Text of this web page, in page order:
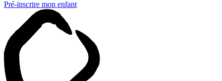
Pré-inscrire mon enfant